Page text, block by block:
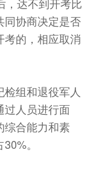
同协商决定是否
考的，相应取消
组和退役军人
过人员进行面
综合能力和素
。